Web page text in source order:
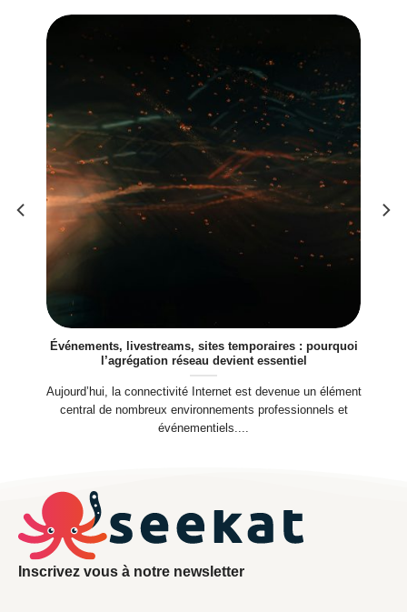
Événements, livestreams, sites temporaires : pourquoi
l’agrégation réseau devient essentiel
Aujourd’hui, la connectivité Internet est devenue un élément
central de nombreux environnements professionnels et
événementiels....
Inscrivez vous à notre newsletter